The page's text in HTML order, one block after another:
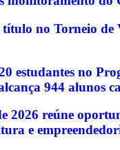
no Torneio de
estudantes no
944 alunos
2026 reúne
e